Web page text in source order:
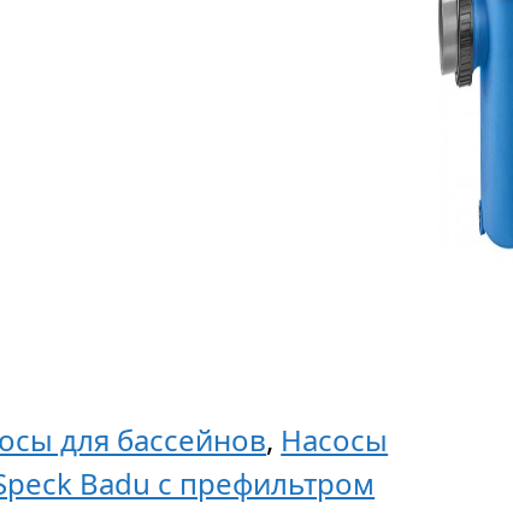
для бассейнов, Насосы
Badu с префильтром